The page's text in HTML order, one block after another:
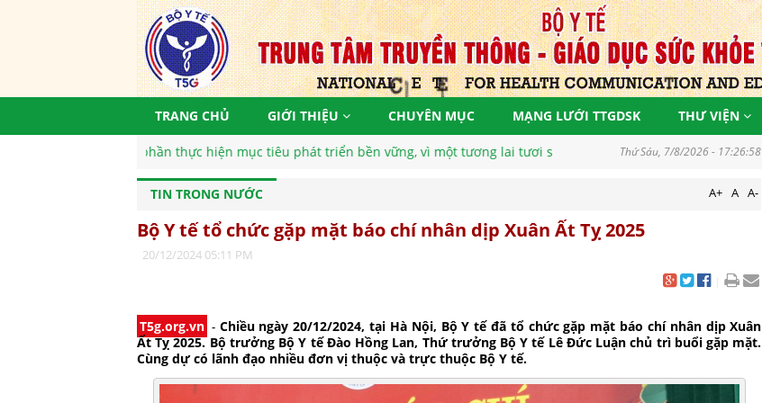
TRANG CHỦ GIỚI THIỆU CHUYÊN MỤC MẠNG LƯỚI TTGDSK THƯ VIỆN
hiện mục tiêu phát triển bền vững, vì một tương lai tươi sáng Thứ Sáu, 7/8/2026 - 17:27:00
TIN TRONG NƯỚC A+ A A-
Bộ Y tế tổ chức gặp mặt báo chí nhân dịp Xuân Ất Tỵ 2025
20/12/2024 05:11 PM
T5g.org.vn - Chiều ngày 20/12/2024, tại Hà Nội, Bộ Y tế đã tổ chức gặp mặt báo chí nhân dịp Xuân
Ất Tỵ 2025. Bộ trưởng Bộ Y tế Đào Hồng Lan, Thứ trưởng Bộ Y tế Lê Đức Luận chủ trì buổi gặp mặt.
Cùng dự có lãnh đạo nhiều đơn vị thuộc và trực thuộc Bộ Y tế.